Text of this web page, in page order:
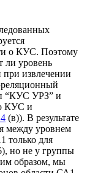
о КУС. Поэтому
ли уровень
извлечении
“КУС УРЗ” и
КУС и
(в)). В результате
между уровнем
только для
но не у группы
образом, мы